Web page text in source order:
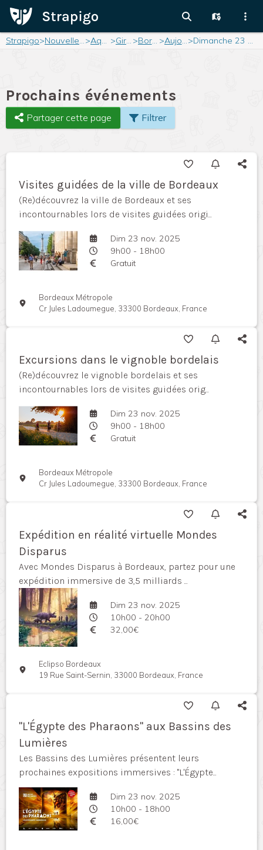
Strapigo> Nouvelle-Aquitaine> Aquitaine > Gironde > Bordeaux > Aujourd'hui> Dimanche 23 novembre 2025
Prochains événements
Partager cette page Filtrer
Visites guidées de la ville de Bordeaux
(Re)découvrez la ville de Bordeaux et ses
incontournables lors de visites guidées origi...
Dim 23 nov. 2025
9h00 - 18h00
Gratuit
Bordeaux Métropole
Cr Jules Ladoumegue, 33300 Bordeaux, France
Excursions dans le vignoble bordelais
(Re)découvrez le vignoble bordelais et ses
incontournables lors de visites guidées orig...
Dim 23 nov. 2025
9h00 - 18h00
Gratuit
Bordeaux Métropole
Cr Jules Ladoumegue, 33300 Bordeaux, France
Expédition en réalité virtuelle Mondes
Disparus
Avec Mondes Disparus à Bordeaux, partez pour une
expédition immersive de 3,5 milliards ...
Dim 23 nov. 2025
10h00 - 20h00
32,00€
Eclipso Bordeaux
19 Rue Saint-Sernin, 33000 Bordeaux, France
"L'Égypte des Pharaons" aux Bassins des
Lumières
Les Bassins des Lumières présentent leurs
prochaines expositions immersives : "L'Égypte...
Dim 23 nov. 2025
10h00 - 18h00
16,00€